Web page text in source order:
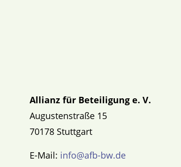
Allianz für Beteiligung e. V.
Augustenstraße 15
70178 Stuttgart
E-Mail: info@afb-bw.de